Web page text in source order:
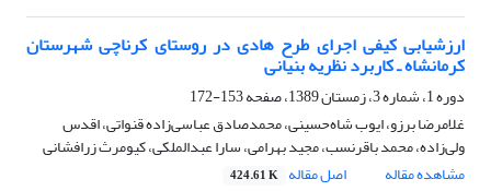
ارزشیابی کیفی اجرای طرح‌ هادی در روستای کرناچی شهرستان
کرمانشاه ـ کاربرد نظریه بنیانی
دوره 1، شماره 3، زمستان 1389، صفحه
153-172
غلامرضا برزو، ایوب شاه‌حسینی، محمدصادق عباسی‌زاده قنواتی، اقدس
ولی‌زاده، محمد باقرنسب، مجید بهرامی، سارا عبدالملکی، کیومرث زرافشانی
مشاهده مقاله
اصل مقاله 424.61 K